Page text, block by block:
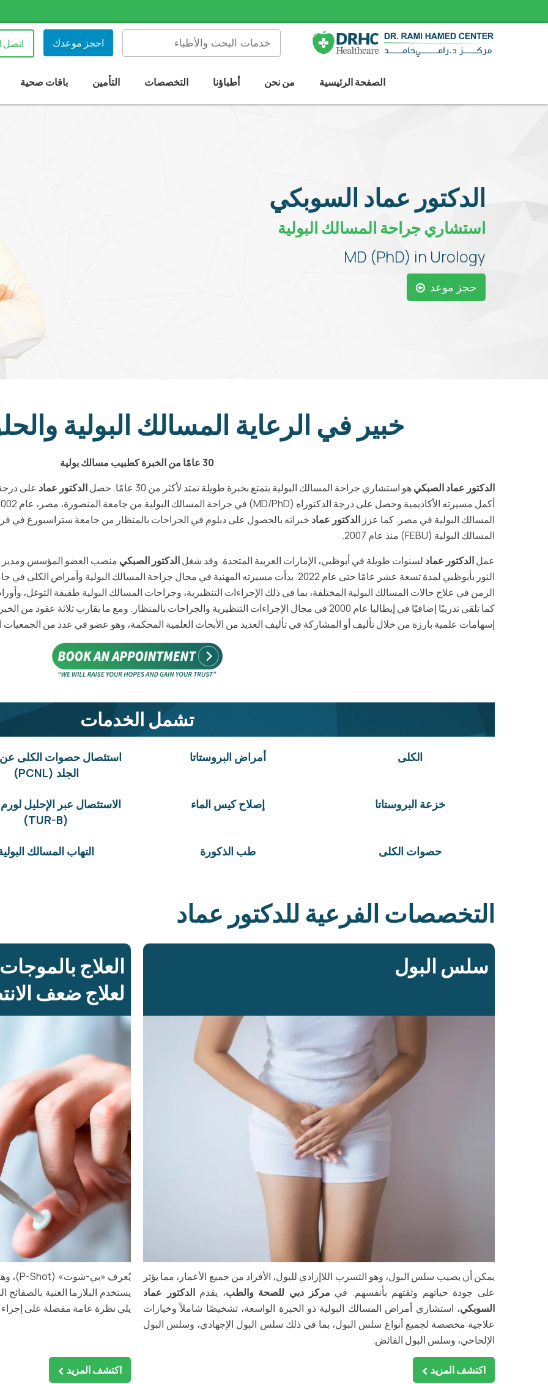
احجز موعدك اتصل
الصفحة الرئيسية من نحن أطباؤنا التخصصات التأمين باقات صحية
الدكتور عماد السوبكي
استشاري جراحة المسالك البولية
MD (PhD) in Urology
حجز موعد
خبير في الرعاية المسالك البولية
30 عامًا من الخبرة كطبيب مسالك بولية
الدكتور عماد الصبكيهو استشاري جراحة المسالك البولية يتمتع بخبرة طويلة تمتد لأكثر من 30 عامًا. حصل الدكتور عماد
المسالك البولية في مصر. كما عزز الدكتور عماد
المسالك البولية (FEBU) منذ عام 2007.
عملالدكتور عماد لسنوات طويلة في أبوظبي، الإمارات العربية المتحدة. وقد شغلالدكتور الصبكي منصب العضو المؤسس ومدير
النور بأبوظبي لمدة تسعة عشر عامًا حتى عام 2022. بدأت مسيرته المهنية في مجال جراحة المسالك
الزمن في علاج حالات المسالك البولية المختلفة، بما في ذلك الإجراءات التنظيرية، وجراحات المسالك البولية طفيفة التوغل،
كما تلقى تدريبًا إضافيًا في إيطاليا عام 2000 في مجال الإجراءات التنظيرية والجراحات بالمنظار. ومع ما يقارب ثلاثة عقود من الخبرة في مجال جراحة المسالك البولية، قدم
إسهامات علمية بارزة من خلال تأليف أو المشاركة في تأليف العديد من الأبحاث العلمية المحكمة، وهو عضو في عدد من
تشمل الخدمات
الكلى أمراض البروستاتا
استئصال حصوات الكلى
الجلد (PCNL)
خزعة البروستاتا إصلاح كيس الماء
الاستئصال عبر الإحليل لورم
(TUR-B)
حصوات الكلى طب الذكورة التهاب المسالك
التخصصات الفرعية للدكتور عماد
سلس البول
يمكن أن يصيب سلس البول، وهو التسرب اللاإرادي للبول، الأفراد من جميع الأعمار، مما يؤثر
على جودة حياتهم وثقتهم بأنفسهم. في مركز دبي للصحة والطب، يقدمالدكتور عماد
السوبكي، استشاري أمراض المسالك البولية ذو الخبرة الواسعة، تشخيصًا شاملاً وخيارات
علاجية مخصصة لجميع أنواع سلس البول، بما في ذلك سلس البول الإجهادي، وسلس البول
الإلحاحي، وسلس البول الفائض.
اكتشف المزيد
لعلاج ضعف
يلي نظرة عامة مفصلة على
اكتشف المزيد